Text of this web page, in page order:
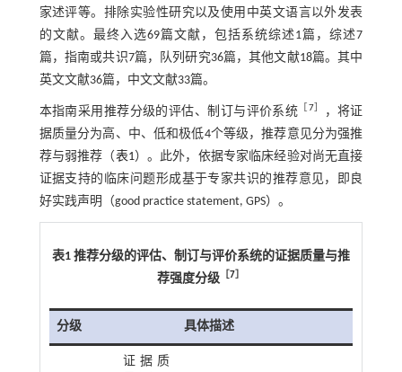
家述评等。排除实验性研究以及使用中英文语言以外发表
的文献。最终入选69篇文献，包括系统综述1篇，综述7
篇，指南或共识7篇，队列研究36篇，其他文献18篇。其中
英文文献36篇，中文文献33篇。
本指南采用推荐分级的评估、制订与评价系统 7］
，将证
据质量分为高、中、低和极低4个等级，推荐意见分为强推
荐与弱推荐（表1）。此外，依据专家临床经验对尚无直接
证据支持的临床问题形成基于专家共识的推荐意见，即良
好实践声明（good practice statement, GPS）。
表1 推荐分级的评估、制订与评价系统的证据质量与推
荐强度分级［ 7］
分级 具体描述
证据质